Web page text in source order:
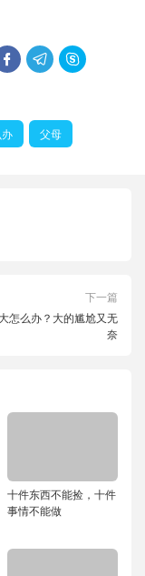
  
父母
下一篇
怎么办？大的尴尬又无
奈
十件东西不能捡，十件
事情不能做